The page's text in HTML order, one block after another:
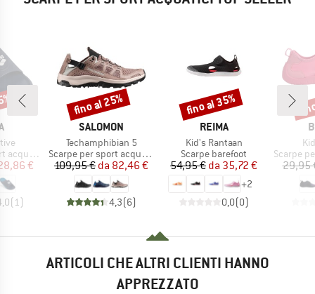
ridotto
€
(1 )
MARCHIO
SALOMON
Articolo
Techamphibian 5
Gruppo di prodotti
Scarpe per sport acquatici
Prezzo
109,95 € Prezzo ridotto
da 82,46 €
4,3(6)
Sconto
fino al 25%
MARCHIO
REIMA
Articolo
Kid's Rantaan
Gruppo di prodotti
Scarpe barefoot
Prezzo
54,95 € Prezzo ridotto
da 35,72 €
+2
0,0(0)
Sconto
fino al 35%
Gruppo
Scarpe
29,95
ARTICOLI CHE ALTRI CLIENTI HANNO
APPREZZATO